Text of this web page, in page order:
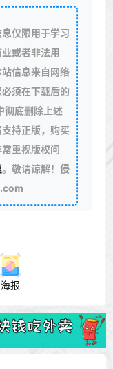
仅限用于学习
或者非法用
信息来自网络
须在下载后的
彻底删除上述
持正版，购买
重视版权问
。敬请谅解！侵
海报